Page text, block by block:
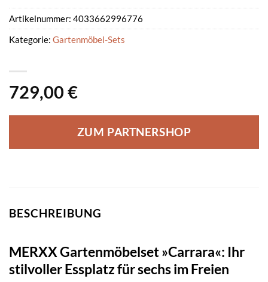
729,00 €
ZUM PARTNERSHOP
Artikelnummer: 4033662996776
Kategorie: Gartenmöbel-Sets
BESCHREIBUNG
MERXX Gartenmöbelset »Carrara«: Ihr
stilvoller Essplatz für sechs im Freien